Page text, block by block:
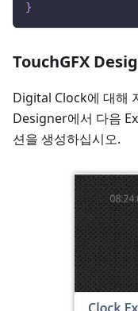
}
TouchGFX
Digital Clock에 대해
Designer에서 다음
션을 생성하십시오.